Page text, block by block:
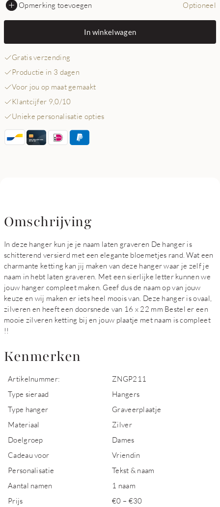
Opmerking toevoegen Optioneel
In winkelwagen
Gratis verzending
Productie in 3 dagen
Voor jou op maat gemaakt
Klantcijfer 9,0/10
Unieke personalisatie opties
Omschrijving
In deze hanger kun je je naam laten graveren De hanger is
schitterend versierd met een elegante bloemetjes rand. Wat een
charmante ketting kan jij maken van deze hanger waar je zelf je
naam in hebt laten graveren. Met een sierlijke letter kunnen we
jouw hanger compleet maken. Geef dus de naam op van jouw
keuze en wij maken er iets heel moois van. Deze hanger is ovaal,
zilveren en heeft een doorsnede van 16 x 22 mm Bestel er een
mooie zilveren ketting bij en jouw plaatje met naam is compleet
!!
Kenmerken
Artikelnummer:
ZNGP211
Type sieraad
Hangers
Type hanger
Graveerplaatje
Materiaal
Zilver
Doelgroep
Dames
Cadeau voor
Vriendin
Personalisatie
Tekst & naam
Aantal namen
1 naam
Prijs
€0 – €30